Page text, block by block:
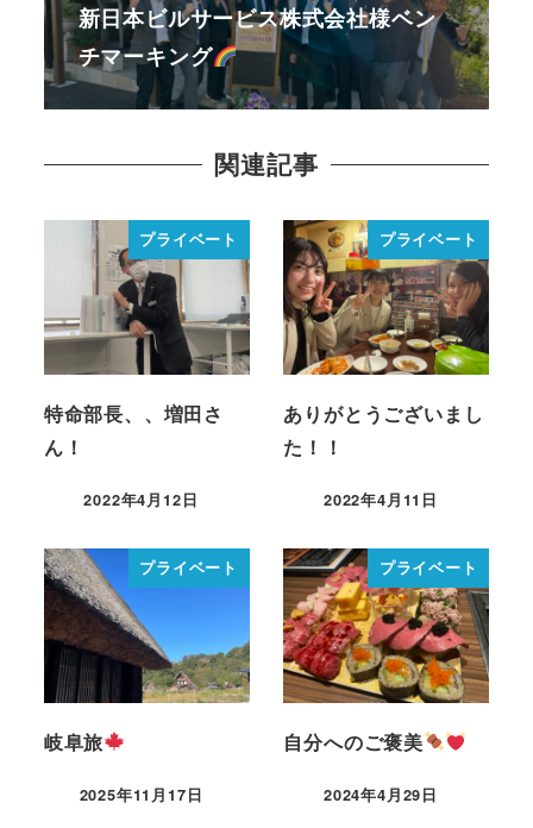
新日本ビルサービス株式会社様ベン
チマーキング
関連記事
プライベート
特命部長、、増田さ
ん！
2022年4月12日
プライベート
ありがとうございまし
た！！
2022年4月11日
プライベート
岐阜旅
2025年11月17日
プライベート
自分へのご褒美
2024年4月29日